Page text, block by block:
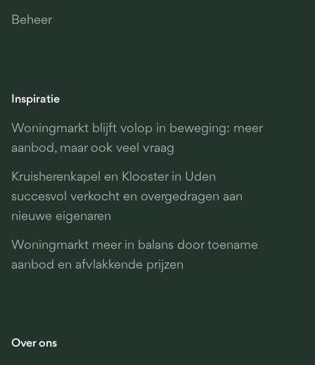
Beheer
Inspiratie
Woningmarkt blijft volop in beweging: meer
aanbod, maar ook veel vraag
Kruisherenkapel en Klooster in Uden
succesvol verkocht en overgedragen aan
nieuwe eigenaren
Woningmarkt meer in balans door toename
aanbod en afvlakkende prijzen
Over ons